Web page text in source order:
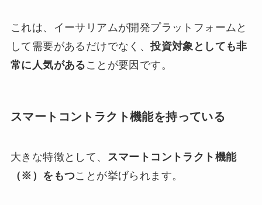
これは、イーサリアムが開発プラットフォームと
して需要があるだけでなく、投資対象としても非
常に人気がある ことが要因です。
スマートコントラクト機能を持っている
大きな特徴として、 スマートコントラクト機能
（※）をもつことが挙げられます。